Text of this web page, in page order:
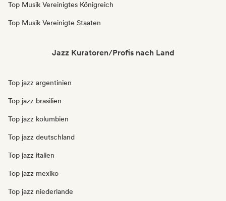
Top Musik Vereinigtes Königreich
Top Musik Vereinigte Staaten
Jazz Kuratoren/Profis nach Land
Top jazz argentinien
Top jazz brasilien
Top jazz kolumbien
Top jazz deutschland
Top jazz italien
Top jazz mexiko
Top jazz niederlande